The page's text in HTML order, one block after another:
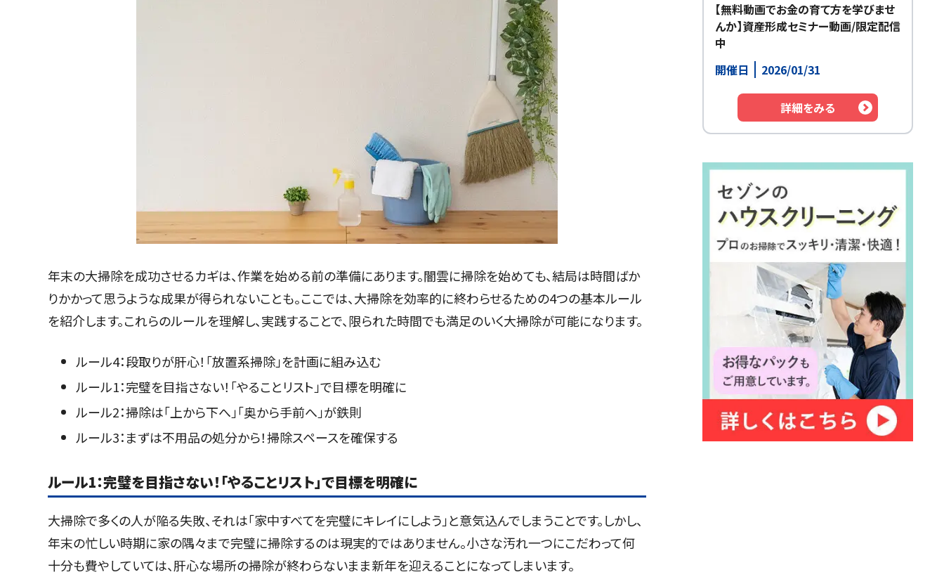
年末の大掃除を成功させるカギは、作業を始める前の準備にあります。闇雲に掃除を始めても、結局は時間ばか
りかかって思うような成果が得られないことも。ここでは、大掃除を効率的に終わらせるための4つの基本ルール
を紹介します。これらのルールを理解し、実践することで、限られた時間でも満足のいく大掃除が可能になります。
ルール4：段取りが肝心！「放置系掃除」を計画に組み込む
ルール1：完璧を目指さない！「やることリスト」で目標を明確に
ルール2：掃除は「上から下へ」「奥から手前へ」が鉄則
ルール3：まずは不用品の処分から！掃除スペースを確保する
ルール1：完璧を目指さない！「やることリスト」で目標を明確に
大掃除で多くの人が陥る失敗、それは「家中すべてを完璧にキレイにしよう」と意気込んでしまうことです。しかし、
年末の忙しい時期に家の隅々まで完璧に掃除するのは現実的ではありません。小さな汚れ一つにこだわって何
十分も費やしていては、肝心な場所の掃除が終わらないまま新年を迎えることになってしまいます。
【無料動画でお金の育て方を学びませ
んか】資産形成セミナー動画/限定配信
中
開催日
2026/01/31
詳細をみる